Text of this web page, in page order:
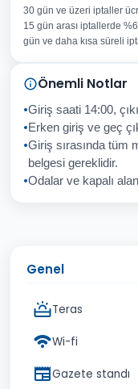
E-posta Adresiniz
Konu
Sorunuz
30 gün ve üzeri iptaller
15 gün arası iptallerde
gün ve daha kısa süreli
Önemli Notlar
Giriş saati 14:00,
Erken giriş ve geç
Giriş sırasında tüm
belgesi gereklidir.
Odalar ve kapalı
Genel
Teras
Wi-fi
Gazete standı